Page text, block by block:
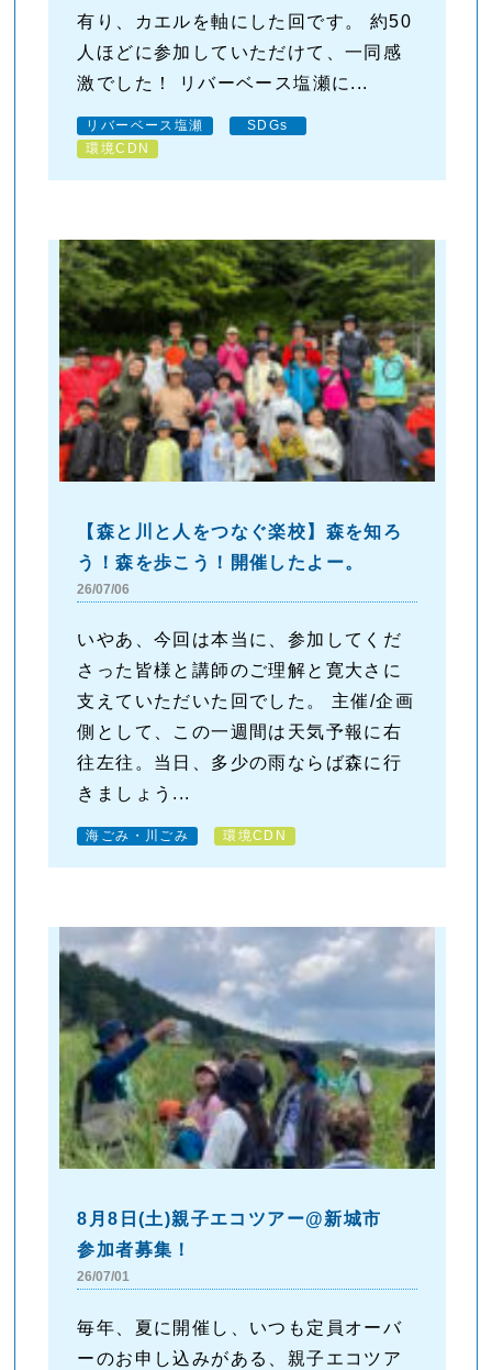
有り、カエルを軸にした回です。 約50
人ほどに参加していただけて、一同感
激でした！ リバーベース塩瀬に...
リバーベース塩瀬
SDGs
環境CDN
【森と川と人をつなぐ楽校】森を知ろ
う！森を歩こう！開催したよー。
26/07/06
いやあ、今回は本当に、参加してくだ
さった皆様と講師のご理解と寛大さに
支えていただいた回でした。 主催/企画
側として、この一週間は天気予報に右
往左往。当日、多少の雨ならば森に行
きましょう...
海ごみ・川ごみ 環境CDN
8月8日(土)親子エコツアー@新城市
参加者募集！
26/07/01
毎年、夏に開催し、いつも定員オーバ
ーのお申し込みがある、親子エコツア